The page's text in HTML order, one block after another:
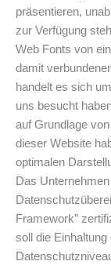
präsentieren,
zur Verfügung
Web Fonts von
damit
handelt es sich
uns besucht
auf Grundlage
dieser Website
optimalen
Das
Framework”
soll die